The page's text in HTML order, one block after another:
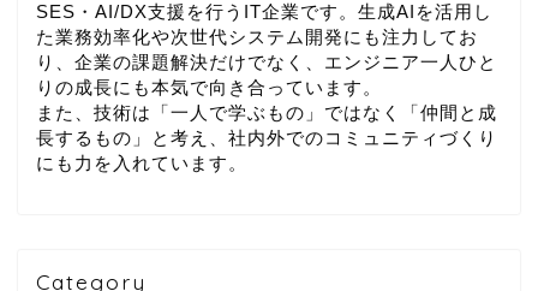
SES・AI/DX支援を行うIT企業です。生成AIを活用し
た業務効率化や次世代システム開発にも注力してお
り、企業の課題解決だけでなく、エンジニア一人ひと
りの成長にも本気で向き合っています。
また、技術は「一人で学ぶもの」ではなく「仲間と成
長するもの」と考え、社内外でのコミュニティづくり
にも力を入れています。
Category